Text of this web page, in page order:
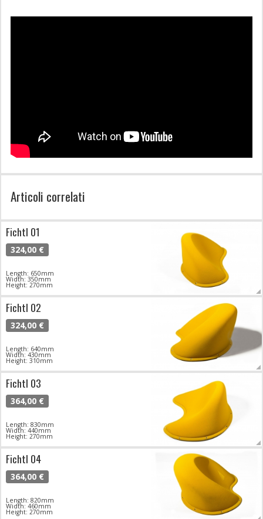
Articoli correlati
Fichtl 01
324,00 €
Length: 650mm
Width: 350mm
Height: 270mm
Fichtl 02
324,00 €
Length: 640mm
Width: 430mm
Height: 310mm
Fichtl 03
364,00 €
Length: 830mm
Width: 440mm
Height: 270mm
Fichtl 04
364,00 €
Length: 820mm
Width: 460mm
Height: 270mm